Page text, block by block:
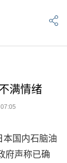
满情绪
本国内石脑油
府声称已确